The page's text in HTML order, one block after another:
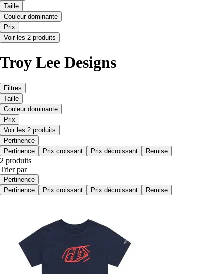
Taille
Couleur dominante
Prix
Voir les 2 produits
Troy Lee Designs
Filtres
Taille
Couleur dominante
Prix
Voir les 2 produits
Pertinence
Pertinence
Prix croissant Prix décroissant Remise
2 produits
Trier par
Pertinence
Pertinence
Prix croissant Prix décroissant Remise